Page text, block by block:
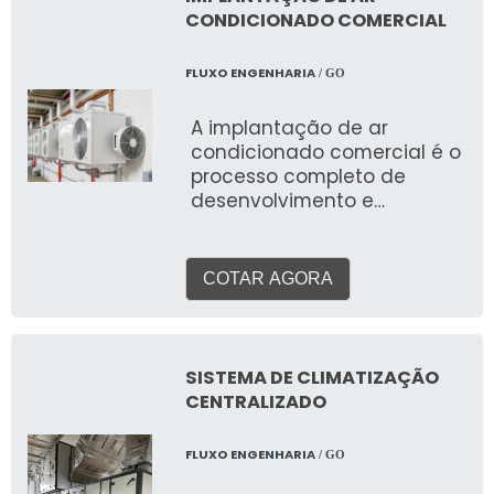
proporcionar conforto
interior (QAI) e eficiência
específicas de cada local e
às rigorosas normas
técnicas e ambientais do
Brasil.
CONDICIONADO COMERCIAL
FLUXO ENGENHARIA/ GO
A implantação de ar
condicionado comercial é o
processo completo de
desenvolvimento e
ambientes empresariais.
Abrange desde a análise da
(VRF, Splitão, Chiller),
instalação da infraestrutura
elétrica), montagem e
comissionamento, até o
COTAR AGORA
SISTEMA DE CLIMATIZAÇÃO
CENTRALIZADO
FLUXO ENGENHARIA/ GO